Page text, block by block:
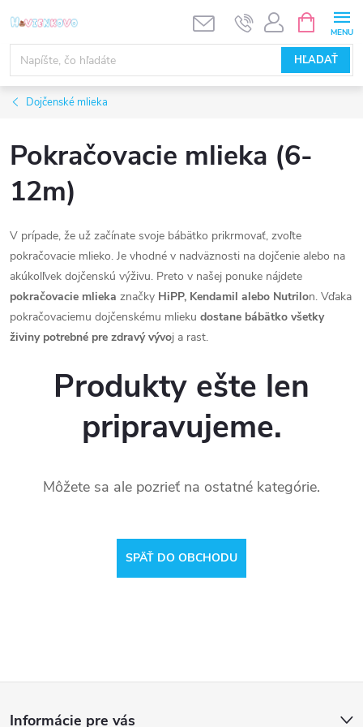
na
obsah
HĽADAŤ
KOŠÍK
Dojčenské mlieka
Pokračovacie mlieka (6-
12m)
V prípade, že už začínate svoje bábätko prikrmovať, zvoľte
pokračovacie mlieko. Je vhodné v nadväznosti na dojčenie alebo na
akúkolľvek dojčenskú výživu. Preto v našej ponuke nájdete
pokračovacie mlieka značky HiPP, Kendamil alebo Nutrilon. Vďaka
pokračovaciemu dojčenskému mlieku dostane bábätko všetky
živiny potrebné pre zdravý vývoj a rast.
Produkty ešte len
pripravujeme.
Môžete sa ale pozrieť na ostatné kategórie.
SPÄŤ DO OBCHODU
Informácie pre vás